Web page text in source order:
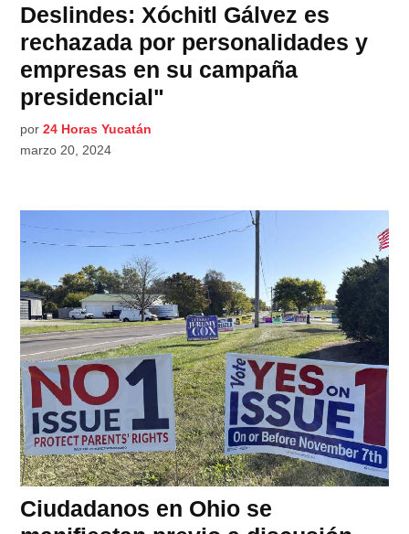
Deslindes: Xóchitl Gálvez es
rechazada por personalidades y
empresas en su campaña
presidencial"
por 24 Horas Yucatán
marzo 20, 2024
Ciudadanos en Ohio se